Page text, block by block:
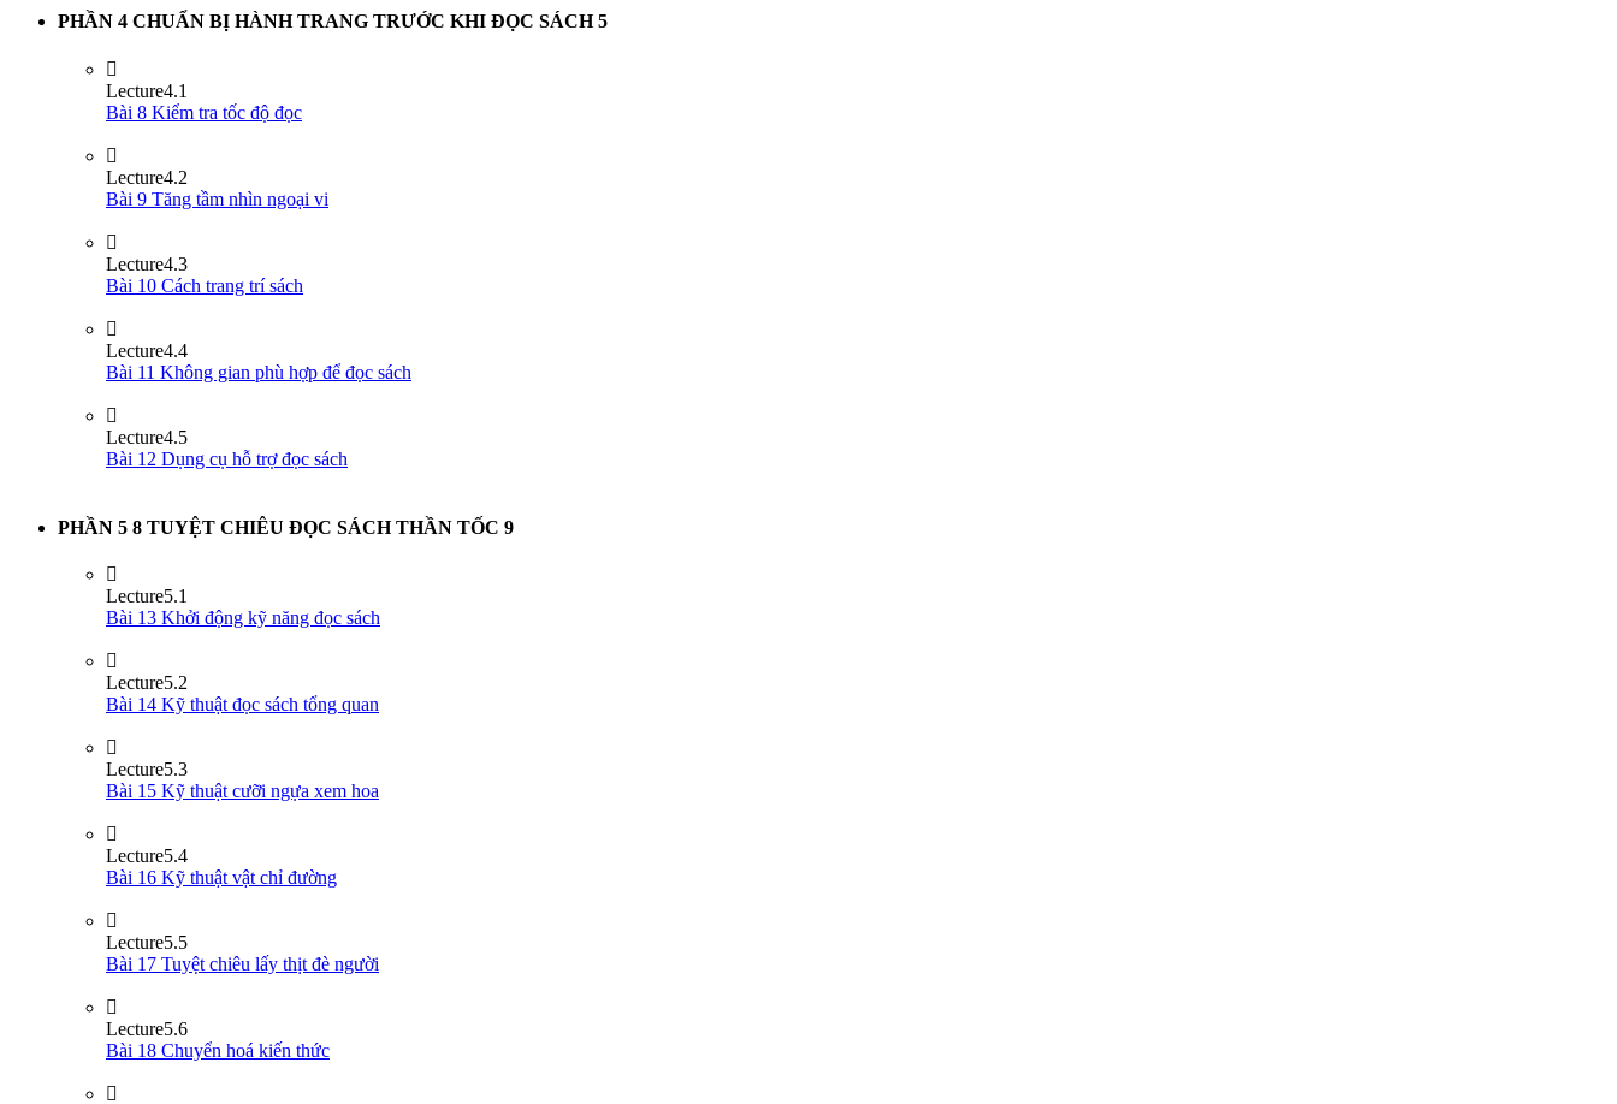
PHẦN 4 CHUẨN BỊ HÀNH TRANG TRƯỚC KHI ĐỌC SÁCH5
Lecture4.1
Bài 8 Kiểm tra tốc độ đọc
Lecture4.2
Bài 9 Tăng tầm nhìn ngoại vi
Lecture4.3
Bài 10 Cách trang trí sách
Lecture4.4
Bài 11 Không gian phù hợp để đọc sách
Lecture4.5
Bài 12 Dụng cụ hỗ trợ đọc sách
PHẦN 5 8 TUYỆT CHIÊU ĐỌC SÁCH THẦN TỐC 9
Lecture5.1
Bài 13 Khởi động kỹ năng đọc sách
Lecture5.2
Bài 14 Kỹ thuật đọc sách tổng quan
Lecture5.3
Bài 15 Kỹ thuật cưỡi ngựa xem hoa
Lecture5.4
Bài 16 Kỹ thuật vật chỉ đường
Lecture5.5
Bài 17 Tuyệt chiêu lấy thịt đè người
Lecture5.6
Bài 18 Chuyển hoá kiến thức